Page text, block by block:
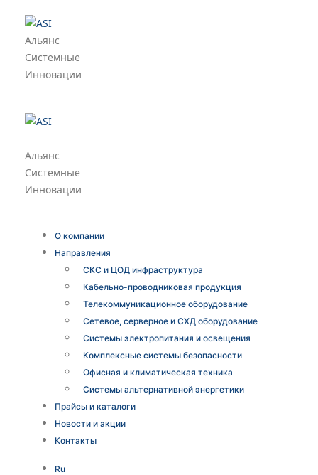
Альянс
Системные
Инновации
Альянс
Системные
Инновации
О компании
Направления
СКС и ЦОД инфраструктура
Кабельно-проводниковая продукция
Телекоммуникационное оборудование
Сетевое, серверное и СХД оборудование
Системы электропитания и освещения
Комплексные системы безопасности
Офисная и климатическая техника
Системы альтернативной энергетики
Прайсы и каталоги
Новости и акции
Контакты
Ru